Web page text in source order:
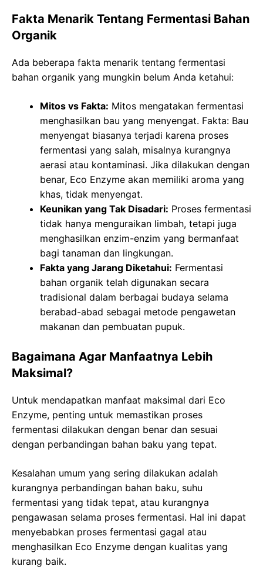
Fakta Menarik Tentang Fermentasi Bahan
Organik
Ada beberapa fakta menarik tentang fermentasi
bahan organik yang mungkin belum Anda ketahui:
Mitos vs Fakta: Mitos mengatakan fermentasi
menghasilkan bau yang menyengat. Fakta: Bau
menyengat biasanya terjadi karena proses
fermentasi yang salah, misalnya kurangnya
aerasi atau kontaminasi. Jika dilakukan dengan
benar, Eco Enzyme akan memiliki aroma yang
khas, tidak menyengat.
Keunikan yang Tak Disadari: Proses fermentasi
tidak hanya menguraikan limbah, tetapi juga
menghasilkan enzim-enzim yang bermanfaat
bagi tanaman dan lingkungan.
Fakta yang Jarang Diketahui: Fermentasi
bahan organik telah digunakan secara
tradisional dalam berbagai budaya selama
berabad-abad sebagai metode pengawetan
makanan dan pembuatan pupuk.
Bagaimana Agar Manfaatnya Lebih
Maksimal?
Untuk mendapatkan manfaat maksimal dari Eco
Enzyme, penting untuk memastikan proses
fermentasi dilakukan dengan benar dan sesuai
dengan perbandingan bahan baku yang tepat.
Kesalahan umum yang sering dilakukan adalah
kurangnya perbandingan bahan baku, suhu
fermentasi yang tidak tepat, atau kurangnya
pengawasan selama proses fermentasi. Hal ini dapat
menyebabkan proses fermentasi gagal atau
menghasilkan Eco Enzyme dengan kualitas yang
kurang baik.